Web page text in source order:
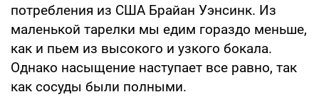
потребления из США Брайан Уэнсинк. Из
маленькой тарелки мы едим гораздо меньше,
как и пьем из высокого и узкого бокала.
Однако насыщение наступает все равно, так
как сосуды были полными.